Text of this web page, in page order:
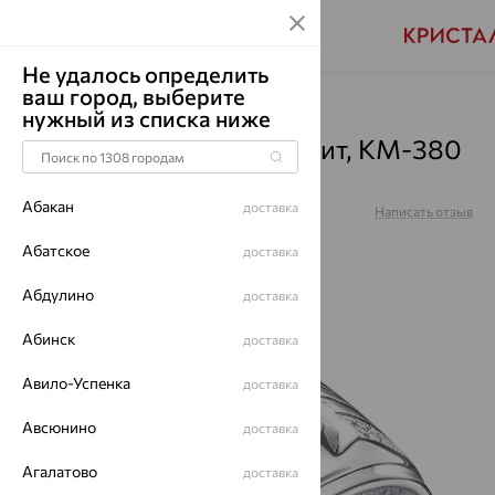
Главная Каталог Для мужчин
Печатка, серебро, фианит, КМ-380
Родир_с
Артикул: Написать отзыв
Не удалось определить
ваш город, выберите
нужный из списка ниже
Абакан доставка
Абатское доставка
Абдулино доставка
Абинск доставка
Авило-Успенка доставка
Авсюнино доставка
Агалатово доставка